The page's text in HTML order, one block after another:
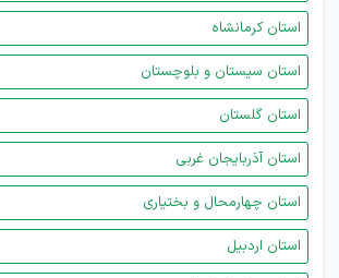
استان کرمانشاه
استان سیستان و بلوچستان
استان گلستان
استان آذربایجان غربی
استان چهارمحال و بختیاری
استان اردبیل